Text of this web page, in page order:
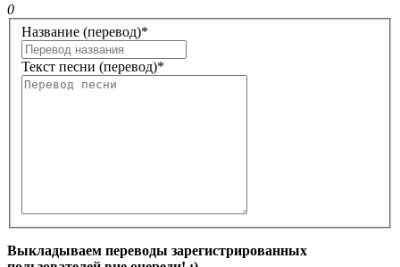
0
Название (перевод)*
Текст песни (перевод)*
Выкладываем переводы зарегистрированных